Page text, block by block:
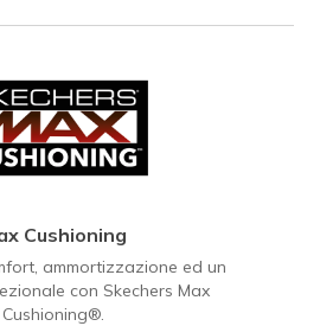
Cushioning
ammortizzazione ed un
con Skechers Max
Cushioning®.